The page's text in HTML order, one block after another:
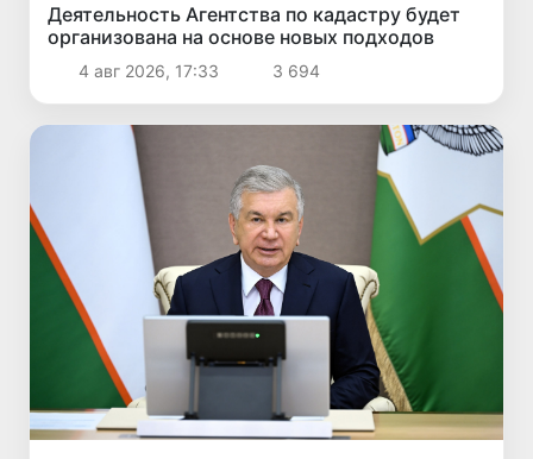
Деятельность Агентства по кадастру будет
организована на основе новых подходов
4 авг 2026, 17:33 3 694